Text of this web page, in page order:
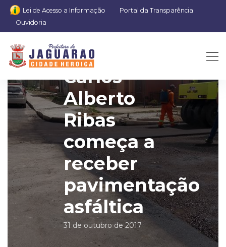
Lei de Acesso a Informação
Portal da Transparência
Ouvidoria
Rua
Carlos
Alberto
Ribas
começa a
receber
pavimentação
asfáltica
31 de outubro de 2017